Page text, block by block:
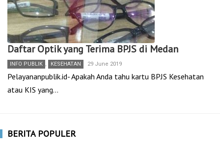
Daftar Optik yang Terima BPJS di Medan
INFO PUBLIK , KESEHATAN 29 June 2019
Pelayananpublik.id- Apakah Anda tahu kartu BPJS Kesehatan
atau KIS yang…
BERITA POPULER